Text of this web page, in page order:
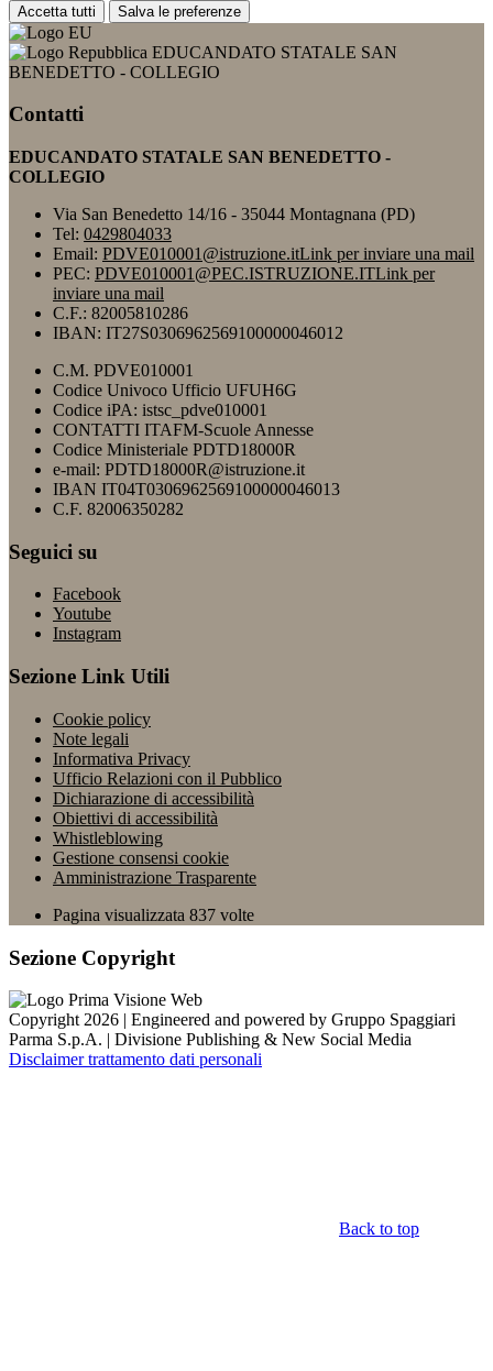
Accetta tutti Salva le preferenze
EDUCANDATO STATALE SAN
BENEDETTO - COLLEGIO
Contatti
EDUCANDATO STATALE SAN BENEDETTO -
COLLEGIO
Via San Benedetto 14/16 - 35044 Montagnana (PD)
Tel: 0429804033
Email: PDVE010001@istruzione.itLink per inviare una mail
PEC: PDVE010001@PEC.ISTRUZIONE.ITLink per
inviare una mail
C.F.: 82005810286
IBAN: IT27S0306962569100000046012
C.M. PDVE010001
Codice Univoco Ufficio UFUH6G
Codice iPA: istsc_pdve010001
CONTATTI ITAFM-Scuole Annesse
Codice Ministeriale PDTD18000R
e-mail: PDTD18000R@istruzione.it
IBAN IT04T0306962569100000046013
C.F. 82006350282
Seguici su
Facebook
Youtube
Instagram
Sezione Link Utili
Cookie policy
Note legali
Informativa Privacy
Ufficio Relazioni con il Pubblico
Dichiarazione di accessibilità
Obiettivi di accessibilità
Whistleblowing
Gestione consensi cookie
Amministrazione Trasparente
Pagina visualizzata 837 volte
Sezione Copyright
Copyright 2026 | Engineered and powered by Gruppo Spaggiari
Parma S.p.A. | Divisione Publishing & New Social Media
Disclaimer trattamento dati personali
Back to top